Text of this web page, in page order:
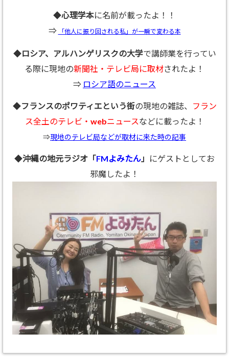
◆心理学本に名前が載ったよ！！
⇒
「他人に振り回される私」が一瞬で変わる本
◆ロシア、アルハンゲリスクの大学で講師業を行ってい
る際に現地の新聞社・テレビ局に取材されたよ！
⇒ ロシア語のニュース
◆フランスのポワティエという街の現地の雑誌、
フラン
ス全土のテレビ・webニュース などに載ったよ！
⇒現地のテレビ局などが取材に来た時の記事
◆沖縄の地元ラジオ「FMよみたん 」
にゲストとしてお
邪魔したよ！